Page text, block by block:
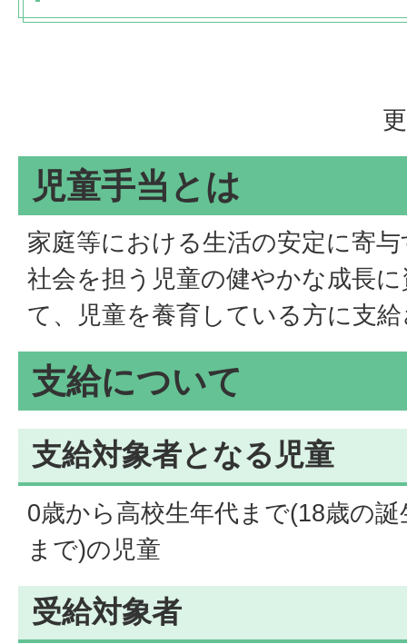
児童手当とは
家庭等における生活の安定に寄
社会を担う児童の健やかな成長
て、児童を養育している方に支
支給について
支給対象者となる児童
0歳から高校生年代まで(18歳の
まで)の児童
受給対象者